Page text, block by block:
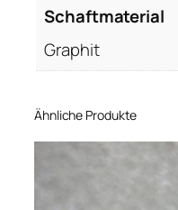
Schaftmaterial
Graphit
Ähnliche Produkte